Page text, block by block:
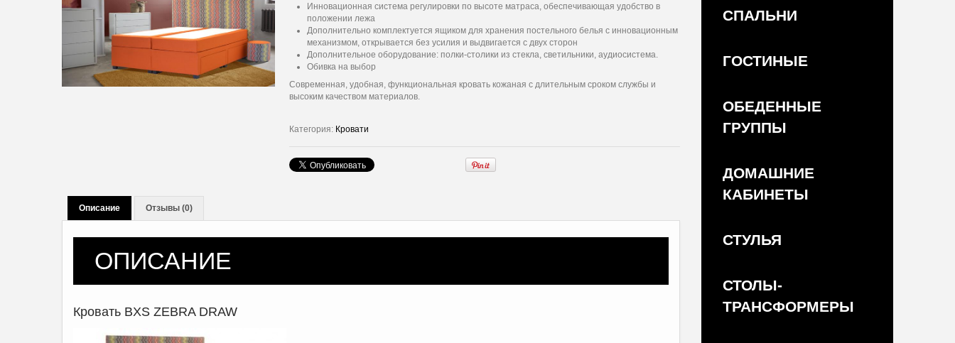
Инновационная система регулировки по высоте матраса, обеспечивающая удобство в
положении лежа
Дополнительно комплектуется ящиком для хранения постельного белья с инновационным
механизмом, открывается без усилия и выдвигается с двух сторон
Дополнительное оборудование: полки-столики из стекла, светильники, аудиосистема.
Обивка на выбор
Современная, удобная, функциональная кровать кожаная с длительным сроком службы и
высоким качеством материалов.
Категория: Кровати
Описание Отзывы (0)
ОПИСАНИЕ
Кровать BXS ZEBRA DRAW
СПАЛЬНИ
ГОСТИНЫЕ
ОБЕДЕННЫЕ
ГРУППЫ
ДОМАШНИЕ
КАБИНЕТЫ
СТУЛЬЯ
СТОЛЫ-
ТРАНСФОРМЕРЫ